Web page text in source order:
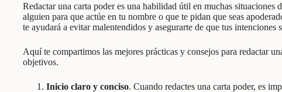
Redactar una carta poder es una habilidad útil en muchas situaciones
alguien para que actúe en tu nombre o que te pidan que seas
te ayudará a evitar malentendidos y asegurarte de que tus intenciones
Aquí te compartimos las mejores prácticas y consejos para redactar
objetivos.
Inicio claro y conciso. Cuando redactes una carta poder, es